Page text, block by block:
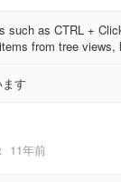
such as CTRL +
from tree
す
11年前